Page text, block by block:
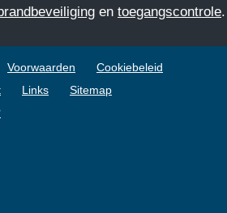
en toegangscontrole.
Voorwaarden
Cookiebeleid
Links
Sitemap